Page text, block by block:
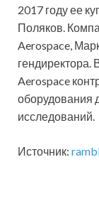
2017 году ее
Поляков.
Aerospace,
Aerospace
оборудования
исследований.
Источник: